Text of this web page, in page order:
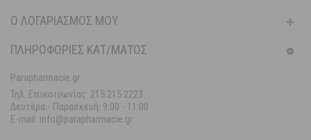
Ο ΛΟΓΑΡΙΑΣΜΌΣ ΜΟΥ
ΠΛΗΡΟΦΟΡΙΕΣ ΚΑΤ/ΜΑΤΟΣ
Parapharmacie.gr
Τηλ. Επικοινωνίας: 215 215 2223
Δευτέρα - Παρασκευή: 9:00 - 11:00
E-mail: info@parapharmacie.gr